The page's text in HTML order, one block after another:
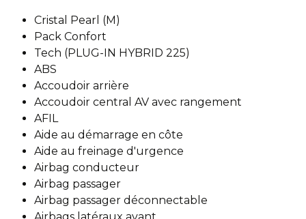
Cristal Pearl (M)
Pack Confort
Tech (PLUG-IN HYBRID 225)
ABS
Accoudoir arrière
Accoudoir central AV avec rangement
AFIL
Aide au démarrage en côte
Aide au freinage d'urgence
Airbag conducteur
Airbag passager
Airbag passager déconnectable
Airbags latéraux avant